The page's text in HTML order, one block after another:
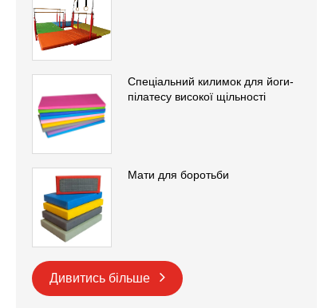
Спеціальний килимок для йоги-
пілатесу високої щільності
Мати для боротьби
Дивитись більше